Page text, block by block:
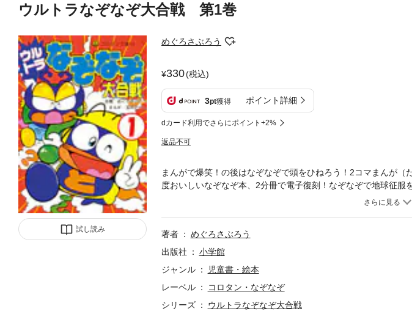
ウルトラなぞなぞ大合戦 第1巻
試し読み
めぐろさぶろう
330(税込)
3pt獲得 ポイント詳細
dカード利用でさらにポイント+2%
返品不可
まんがで爆笑！の後はなぞなぞで頭をひねろう！2コマまんが
度おいしいなぞなぞ本、2分冊で電子復刻！なぞなぞで地球征服
「ちょっとまてマン」が、地球をかけて勝手になぞなぞ大合戦
嫌いな方はご注意ください。
著者
めぐろさぶろう
出版社
小学館
ジャンル
児童書・絵本
レーベル
コロタン・なぞなぞ
シリーズ
ウルトラなぞなぞ大合戦